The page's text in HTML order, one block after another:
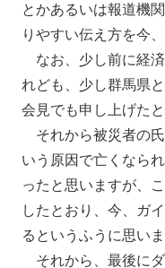
とかあるいは報道機
りやすい伝え方を今
なお、少し前に経済
れども、少し群馬県
会見でも申し上げたと
それから被災者の氏
いう原因で亡くなら
ったと思いますが、
したとおり、今、ガ
るというふうに思いま
それから、最後にダ